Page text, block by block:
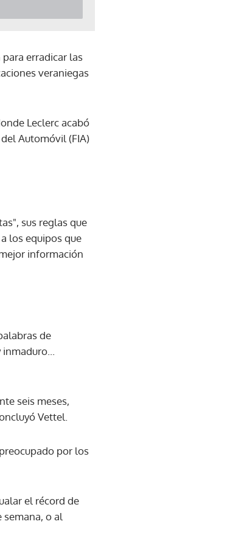
erradicar las
veraniegas
Leclerc acabó
Automóvil (FIA)
sus reglas que
los equipos que
información
de
seis meses,
Vettel.
por los
el récord de
o al